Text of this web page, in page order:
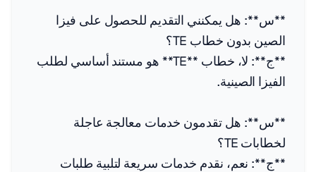
**س**: هل يمكنني التقديم للحصول على فيزا
الصين بدون خطاب TE؟
**ج**: لا، خطاب **TE** هو مستند أساسي لطلب
الفيزا الصينية.
**س**: هل تقدمون خدمات معالجة عاجلة
لخطابات TE؟
**ج**: نعم، نقدم خدمات سريعة لتلبية طلبات